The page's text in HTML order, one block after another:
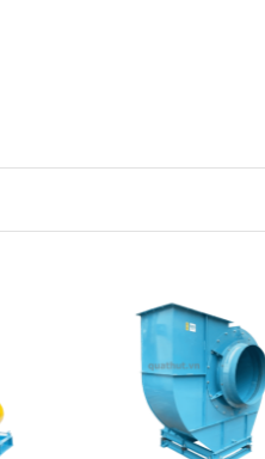
Xem nhanh